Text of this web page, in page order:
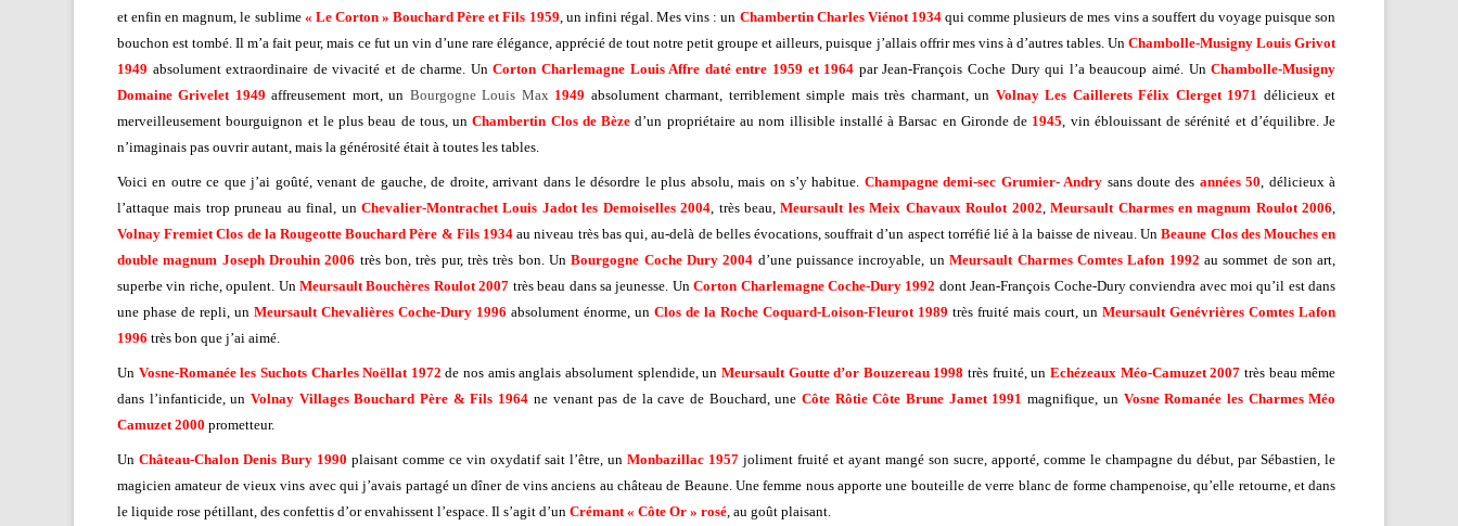
et enfin en magnum, le sublime « Le Corton » Bouchard Père et Fils 1959 , un infini régal. Mes vins : un Chambertin Charles Viénot 1934qui comme plusieurs de mes vins a souffert du voyage puisque son
bouchon est tombé. Il m’a fait peur, mais ce fut un vin d’une rare élégance, apprécié de tout notre petit groupe et ailleurs, puisque j’allais offrir mes vins à d’autres tables. UnChambolle-Musigny Louis Grivot
1949 absolument extraordinaire de vivacité et de charme. UnCorton Charlemagne Louis Affre daté entre 1959 et 1964 par Jean-François Coche Dury qui l’a beaucoup aimé. UnChambolle-Musigny
Domaine Grivelet 1949 affreusement mort, un Bourgogne Louis Max 1949 absolument charmant, terriblement simple mais très charmant, un Volnay Les Caillerets Félix Clerget 1971 délicieux et
merveilleusement bourguignon et le plus beau de tous, unChambertin Clos de Bèze d’un propriétaire au nom illisible installé à Barsac en Gironde de 1945 , vin éblouissant de sérénité et d’équilibre. Je
n’imaginais pas ouvrir autant, mais la générosité était à toutes les tables.
Voici en outre ce que j’ai goûté, venant de gauche, de droite, arrivant dans le désordre le plus absolu, mais on s’y habitue. Champagne demi-sec Grumier- Andry sans doute des années 50 , délicieux à
l’attaque mais trop pruneau au final, unChevalier-Montrachet Louis Jadot les Demoiselles 2004 , très beau,Meursault les Meix Chavaux Roulot 2002 ,Meursault Charmes en magnum Roulot 2006
Volnay Fremiet Clos de la Rougeotte Bouchard Père & Fils 1934 au niveau très bas qui, au-delà de belles évocations, souffrait d’un aspect torréfié lié à la baisse de niveau. UnBeaune Clos des Mouches en
double magnum Joseph Drouhin 2006 très bon, très pur, très très bon. UnBourgogne Coche Dury 2004 d’une puissance incroyable, unMeursault Charmes Comtes Lafon 1992 au sommet de son art,
superbe vin riche, opulent. UnMeursault Bouchères Roulot 2007 très beau dans sa jeunesse. UnCorton Charlemagne Coche-Dury 1992 dont Jean-François Coche-Dury conviendra avec moi qu’il est dans
une phase de repli, unMeursault Chevalières Coche-Dury 1996 absolument énorme, unClos de la Roche Coquard-Loison-Fleurot 1989 très fruité mais court, unMeursault Genévrières Comtes Lafon
1996 très bon que j’ai aimé.
Un Vosne-Romanée les Suchots Charles Noëllat 1972 de nos amis anglais absolument splendide, un Meursault Goutte d’or Bouzereau 1998 très fruité, unEchézeaux Méo-Camuzet 2007 très beau même
dans l’infanticide, unVolnay Villages Bouchard Père & Fils 1964 ne venant pas de la cave de Bouchard, uneCôte Rôtie Côte Brune Jamet 1991 magnifique, un Vosne Romanée les Charmes Méo
Camuzet 2000 prometteur.
UnChâteau-Chalon Denis Bury 1990 plaisant comme ce vin oxydatif sait l’être, unMonbazillac 1957 joliment fruité et ayant mangé son sucre, apporté, comme le champagne du début, par Sébastien, le
magicien amateur de vieux vins avec qui j’avais partagé un dîner de vins anciens au château de Beaune. Une femme nous apporte une bouteille de verre blanc de forme champenoise, qu’elle retourne, et dans
le liquide rose pétillant, des confettis d’or envahissent l’espace. Il s’agit d’un Crémant « Côte Or » rosé , au goût plaisant.